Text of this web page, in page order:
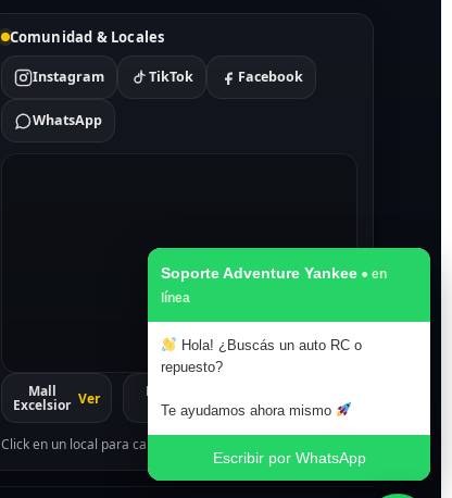
Comunidad & Locales
Instagram TikTok Facebook
WhatsApp
Mall
Excelsior Ver Paseo
1811 Lorenzo
Click en un local para cambiar el mapa.
Soporte Adventure Yankee
Hola! ¿Buscás un auto RC o
repuesto?
Te ayudamos ahora mismo
Escribir por WhatsApp